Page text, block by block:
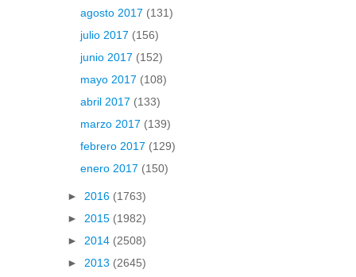
agosto 2017 (131)
julio 2017 (156)
junio 2017 (152)
mayo 2017 (108)
abril 2017 (133)
marzo 2017 (139)
febrero 2017 (129)
enero 2017 (150)
► 2016 (1763)
► 2015 (1982)
► 2014 (2508)
► 2013 (2645)